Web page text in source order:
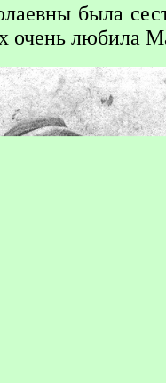
была
очень любила